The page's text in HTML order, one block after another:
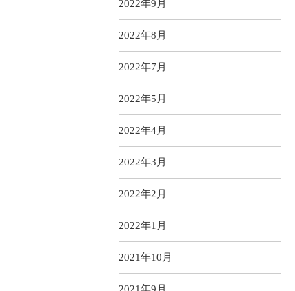
2022年9月
2022年8月
2022年7月
2022年5月
2022年4月
2022年3月
2022年2月
2022年1月
2021年10月